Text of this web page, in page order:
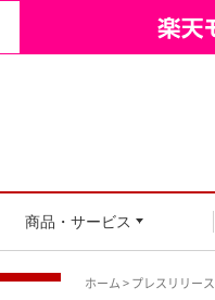
商品・サービス
ホーム>プレスリリース